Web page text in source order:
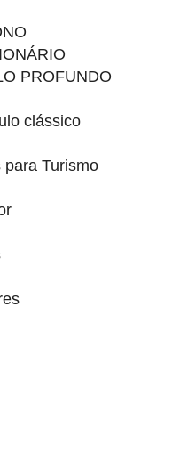
PROFUNDO
clássico
para Turismo